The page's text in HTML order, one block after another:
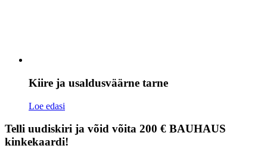
Kiire ja usaldusväärne tarne
Loe edasi
Telli uudiskiri ja võid võita 200 € BAUHAUS
kinkekaardi!